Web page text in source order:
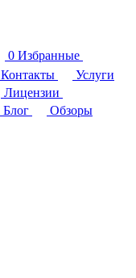
0 Избранные
Контакты
Услуги
Лицензии
Блог
Обзоры